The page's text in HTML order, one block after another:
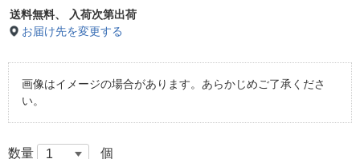
送料無料、
入荷次第出荷
お届け先を変更する
画像はイメージの場合があります。あらかじめご了承くださ
い。
数量 個